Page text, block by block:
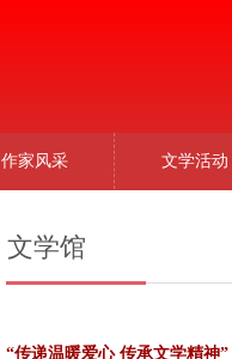
作家风采 文学活动
文学馆